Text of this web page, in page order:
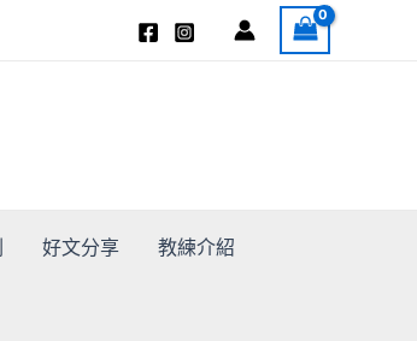
好文分享 教練介紹